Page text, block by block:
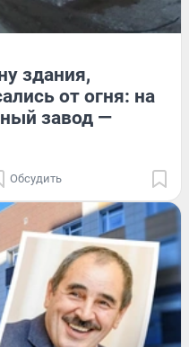
здания,
от огня: на
завод —
Обсудить